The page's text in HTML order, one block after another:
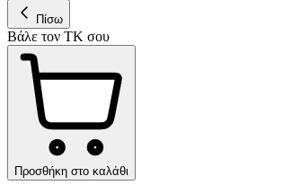
Πίσω
Βάλε τον ΤΚ σου
Προσθήκη στο καλάθι